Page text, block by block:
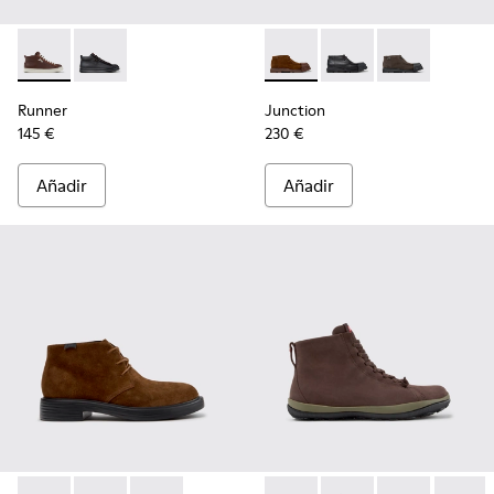
Runner - K300550-003 - Zapatillas de piel y nobuk
Runner - K300550-004
Runner
145 €
Añadir
Junction - K300475-005 -
Junction - K300475-
Junction -
Junction
230 €
Añadir